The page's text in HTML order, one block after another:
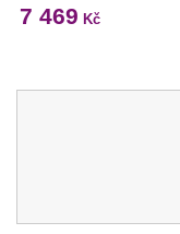
7 469 Kč